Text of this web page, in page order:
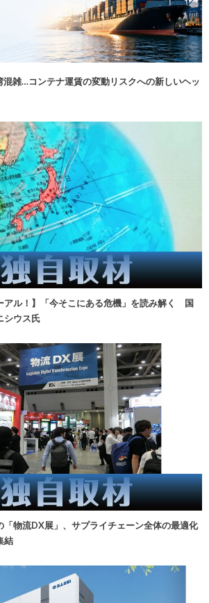
混雑…コンテナ運賃の変動リスクへの新しいヘッ
アル！】「今そこにある危機」を読み解く 国
シウス氏
「物流DX展」、サプライチェーン全体の最適化
結